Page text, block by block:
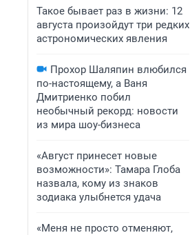
Такое бывает раз в жизни: 12
августа произойдут три редких
астрономических явления
Прохор Шаляпин влюбился
по-настоящему, а Ваня
Дмитриенко побил
необычный рекорд: новости
из мира шоу-бизнеса
«Август принесет новые
возможности»: Тамара Глоба
назвала, кому из знаков
зодиака улыбнется удача
«Меня не просто отменяют,